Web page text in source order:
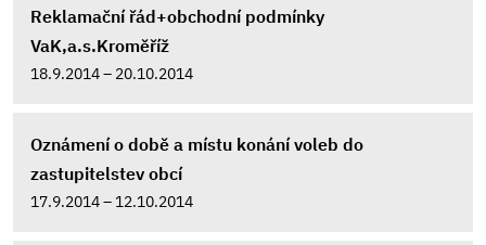
Reklamační řád+obchodní podmínky
VaK,a.s.Kroměříž
18.9.2014 – 20.10.2014
Oznámení o době a místu konání voleb do
zastupitelstev obcí
17.9.2014 – 12.10.2014